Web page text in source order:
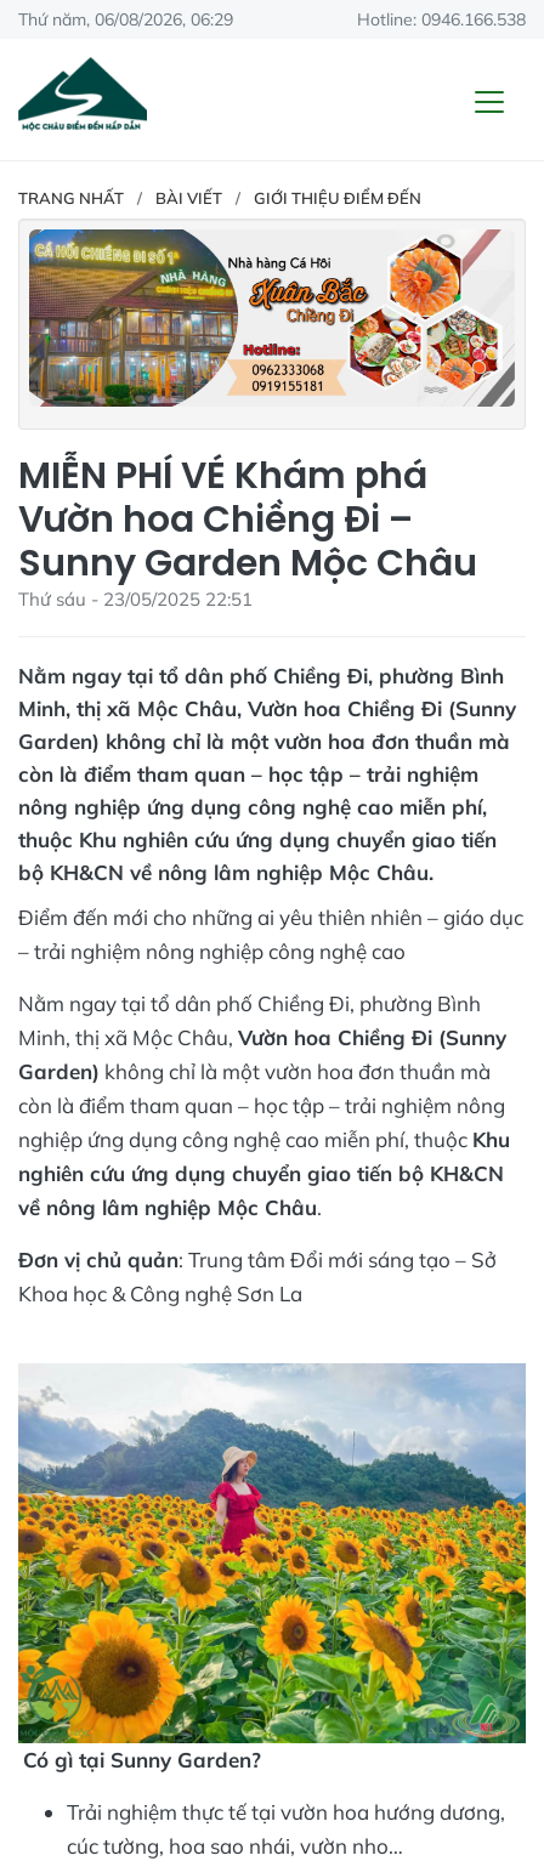
Thứ năm, 06/08/2026, 06:29 Hotline: 0946.166.538
TRANG NHẤT BÀI VIẾT GIỚI THIỆU ĐIỂM ĐẾN
MIỄN PHÍ VÉ Khám phá
Vườn hoa Chiềng Đi –
Sunny Garden Mộc Châu
Thứ sáu - 23/05/2025 22:51
Nằm ngay tại tổ dân phố Chiềng Đi, phường Bình
Minh, thị xã Mộc Châu, Vườn hoa Chiềng Đi (Sunny
Garden) không chỉ là một vườn hoa đơn thuần mà
còn là điểm tham quan – học tập – trải nghiệm
nông nghiệp ứng dụng công nghệ cao miễn phí,
thuộc Khu nghiên cứu ứng dụng chuyển giao tiến
bộ KH&CN về nông lâm nghiệp Mộc Châu.
Điểm đến mới cho những ai yêu thiên nhiên – giáo dục
– trải nghiệm nông nghiệp công nghệ cao
Nằm ngay tại tổ dân phố Chiềng Đi, phường Bình
Minh, thị xã Mộc Châu, Vườn hoa Chiềng Đi (Sunny
Garden) không chỉ là một vườn hoa đơn thuần mà
còn là điểm tham quan – học tập – trải nghiệm nông
nghiệp ứng dụng công nghệ cao miễn phí, thuộc Khu
nghiên cứu ứng dụng chuyển giao tiến bộ KH&CN
về nông lâm nghiệp Mộc Châu.
Đơn vị chủ quản: Trung tâm Đổi mới sáng tạo – Sở
Khoa học & Công nghệ Sơn La
Có gì tại Sunny Garden?
Trải nghiệm thực tế tại vườn hoa hướng dương,
cúc tường, hoa sao nhái, vườn nho…